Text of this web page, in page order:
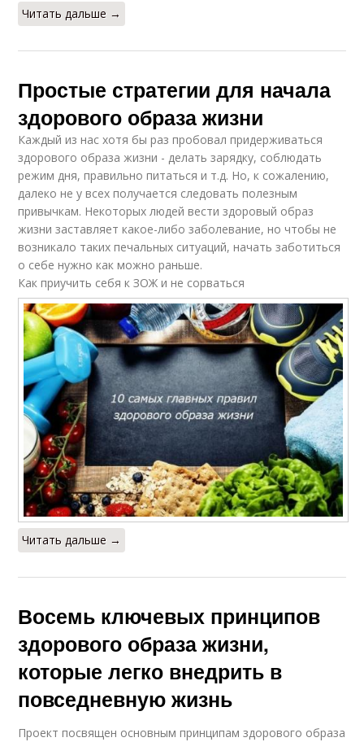
Читать дальше →
Простые стратегии для начала
здорового образа жизни
Каждый из нас хотя бы раз пробовал придерживаться
здорового образа жизни - делать зарядку, соблюдать
режим дня, правильно питаться и т.д. Но, к сожалению,
далеко не у всех получается следовать полезным
привычкам. Некоторых людей вести здоровый образ
жизни заставляет какое-либо заболевание, но чтобы не
возникало таких печальных ситуаций, начать заботиться
о себе нужно как можно раньше.
Как приучить себя к ЗОЖ и не сорваться
Читать дальше →
Восемь ключевых принципов
здорового образа жизни,
которые легко внедрить в
повседневную жизнь
Проект посвящен основным принципам здорового образа